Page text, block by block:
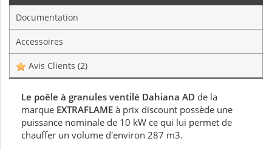
Documentation
Accessoires
Avis Clients (2)
Le poêle à granules ventilé Dahiana AD de la
marque EXTRAFLAME à prix discount possède une
puissance nominale de 10 kW ce qui lui permet de
chauffer un volume d'environ 287 m3.